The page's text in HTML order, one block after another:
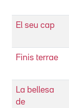
El seu cap
Finis terrae
La bellesa
de